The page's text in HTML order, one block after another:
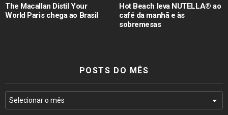
The Macallan Distil Your
World Paris chega ao Brasil
Hot Beach leva NUTELLA® ao
café da manhã e às
sobremesas
POSTS DO MÊS